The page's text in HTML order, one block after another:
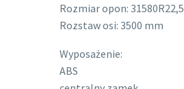
Rozmiar opon: 31580R22,5
Rozstaw osi: 3500 mm
Wyposażenie:
ABS